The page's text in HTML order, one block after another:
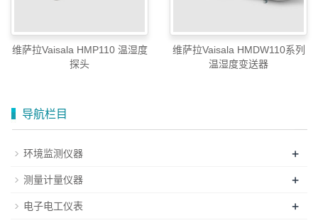
维萨拉Vaisala HMP110 温湿度
探头
维萨拉Vaisala HMDW110系列
温湿度变送器
导航栏目
环境监测仪器 +
测量计量仪器 +
电子电工仪表 +